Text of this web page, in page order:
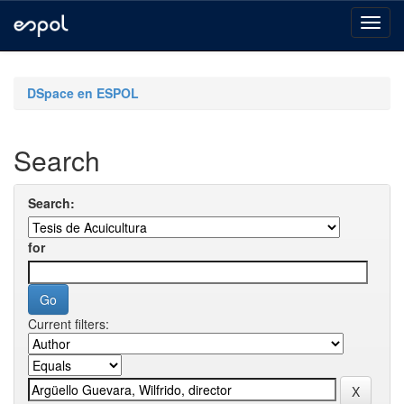
navigationDSpace en ESPOL
Search
Search:
for
Current filters: